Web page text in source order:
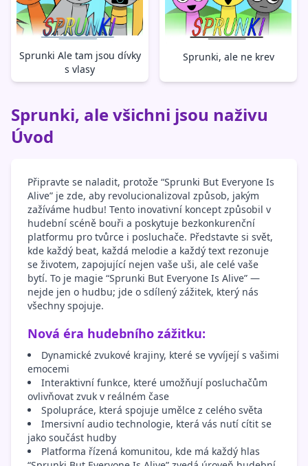
Sprunki Ale tam jsou dívky
s vlasy
Sprunki, ale ne krev
Sprunki, ale všichni jsou naživu
Úvod
Připravte se naladit, protože “Sprunki But Everyone Is
Alive” je zde, aby revolucionalizoval způsob, jakým
zažíváme hudbu! Tento inovativní koncept způsobil v
hudební scéně bouři a poskytuje bezkonkurenční
platformu pro tvůrce i posluchače. Představte si svět,
kde každý beat, každá melodie a každý text rezonuje
se životem, zapojující nejen vaše uši, ale celé vaše
bytí. To je magie “Sprunki But Everyone Is Alive” —
nejde jen o hudbu; jde o sdílený zážitek, který nás
všechny spojuje.
Nová éra hudebního zážitku:
Dynamické zvukové krajiny, které se vyvíjejí s vašimi
emocemi
Interaktivní funkce, které umožňují posluchačům
ovlivňovat zvuk v reálném čase
Spolupráce, která spojuje umělce z celého světa
Imersivní audio technologie, která vás nutí cítit se
jako součást hudby
Platforma řízená komunitou, kde má každý hlas